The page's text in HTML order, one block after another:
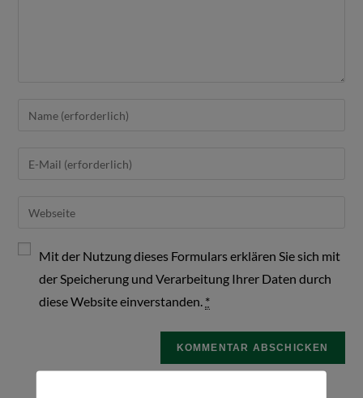
Mit der Nutzung dieses Formulars erklären Sie sich mit
der Speicherung und Verarbeitung Ihrer Daten durch
diese Website einverstanden. *